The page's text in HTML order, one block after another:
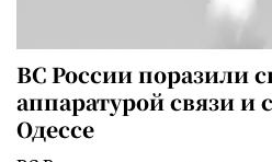
ВС России поразили
аппаратурой связи и
Одессе